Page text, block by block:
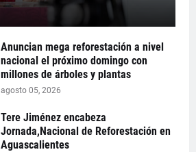
Anuncian mega reforestación a nivel
nacional el próximo domingo con
millones de árboles y plantas
agosto 05, 2026
Tere Jiménez encabeza
Jornada,Nacional de Reforestación en
Aguascalientes